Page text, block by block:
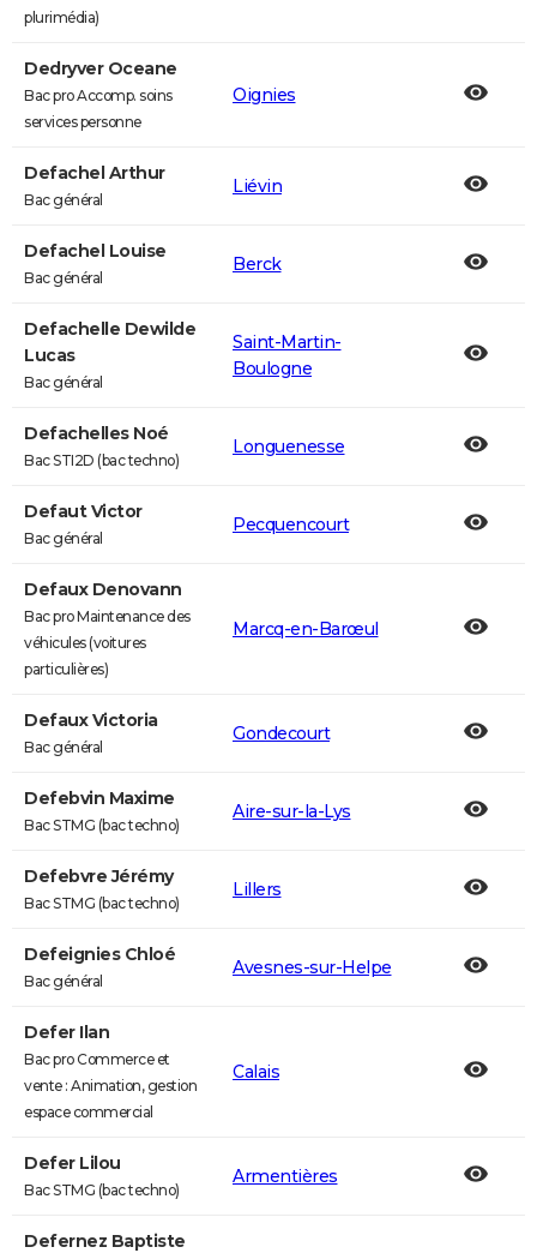
plurimédia)
Dedryver Oceane
Bac pro Accomp. soins
services personne
Oignies
Defachel Arthur
Bac général
Liévin
Defachel Louise
Bac général
Berck
Defachelle Dewilde
Lucas
Bac général
Saint-Martin-
Boulogne
Defachelles Noé
Bac STI2D (bac techno)
Longuenesse
Defaut Victor
Bac général
Pecquencourt
Defaux Denovann
Bac pro Maintenance des
véhicules (voitures
particulières)
Marcq-en-Barœul
Defaux Victoria
Bac général
Gondecourt
Defebvin Maxime
Bac STMG (bac techno)
Aire-sur-la-Lys
Defebvre Jérémy
Bac STMG (bac techno)
Lillers
Defeignies Chloé
Bac général
Avesnes-sur-Helpe
Defer Ilan
Bac pro Commerce et
vente : Animation, gestion
espace commercial
Calais
Defer Lilou
Bac STMG (bac techno)
Armentières
Defernez Baptiste